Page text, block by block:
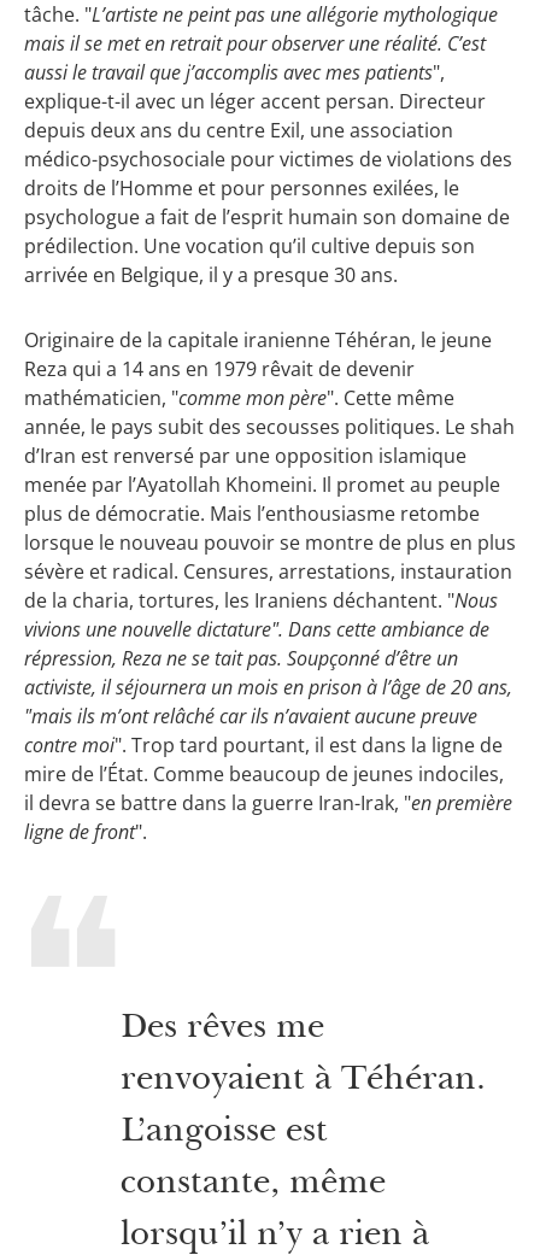
tâche. "L’artiste ne peint pas une allégorie mythologique
mais il se met en retrait pour observer une réalité. C’est
aussi le travail que j’accomplis avec mes patients",
explique-t-il avec un léger accent persan. Directeur
depuis deux ans du centre Exil, une association
médico-psychosociale pour victimes de violations des
droits de l’Homme et pour personnes exilées, le
psychologue a fait de l’esprit humain son domaine de
prédilection. Une vocation qu’il cultive depuis son
arrivée en Belgique, il y a presque 30 ans.
Originaire de la capitale iranienne Téhéran, le jeune
Reza qui a 14 ans en 1979 rêvait de devenir
mathématicien, "comme mon père". Cette même
année, le pays subit des secousses politiques. Le shah
d’Iran est renversé par une opposition islamique
menée par l’Ayatollah Khomeini. Il promet au peuple
plus de démocratie. Mais l’enthousiasme retombe
lorsque le nouveau pouvoir se montre de plus en plus
sévère et radical. Censures, arrestations, instauration
de la charia, tortures, les Iraniens déchantent. "Nous
vivions une nouvelle dictature". Dans cette ambiance de
répression, Reza ne se tait pas. Soupçonné d’être un
activiste, il séjournera un mois en prison à l’âge de 20 ans,
"mais ils m’ont relâché car ils n’avaient aucune preuve
contre moi". Trop tard pourtant, il est dans la ligne de
mire de l’État. Comme beaucoup de jeunes indociles,
il devra se battre dans la guerre Iran-Irak, "en première
ligne de front".
Des rêves me
renvoyaient à Téhéran.
L’angoisse est
constante, même
lorsqu’il n’y a rien à